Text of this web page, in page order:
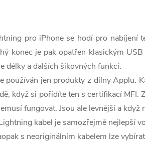
pro iPhone se hodí pro nabíjení
konec je pak opatřen klasickým
délky a dalších šikovných funkcí.
používán jen produkty z dílny Applu.
když si pořídíte ten s certifikací MFI.
fungovat. Jsou ale levnější a
kabel je samozřejmě nejlepší
s neoriginálním kabelem lze